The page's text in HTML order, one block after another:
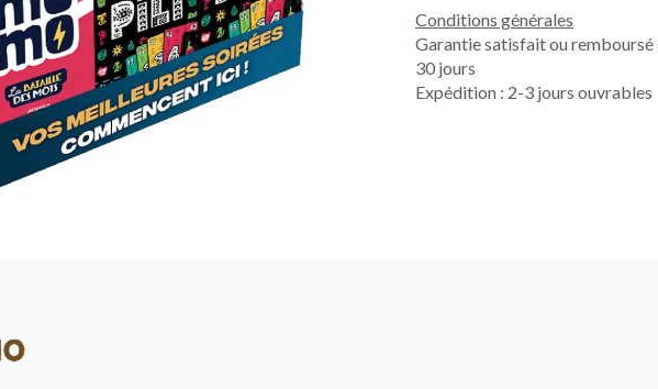
Conditions générales
Garantie satisfait ou remboursé
30 jours
Expédition : 2-3 jours ouvrables